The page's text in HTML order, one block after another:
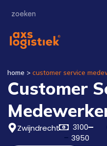
home > customer service
Customer
Zwijndrecht
3100
3950